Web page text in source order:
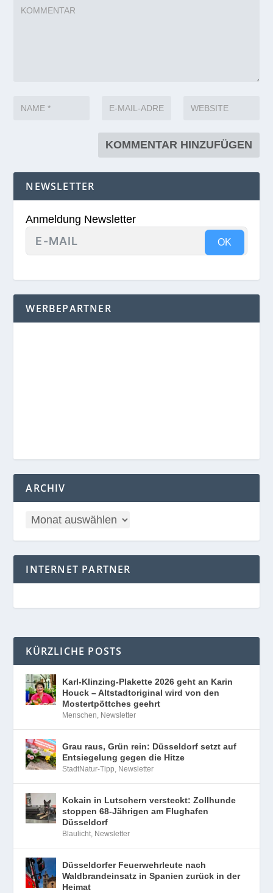
NEWSLETTER
Anmeldung Newsletter
OK
WERBEPARTNER
ARCHIV
INTERNET PARTNER
KÜRZLICHE POSTS
Karl-Klinzing-Plakette 2026 geht an Karin
Houck – Altstadtoriginal wird von den
Mostertpöttches geehrt
Menschen, Newsletter
Grau raus, Grün rein: Düsseldorf setzt auf
Entsiegelung gegen die Hitze
StadtNatur-Tipp, Newsletter
Kokain in Lutschern versteckt: Zollhunde
stoppen 68-Jährigen am Flughafen
Düsseldorf
Blaulicht, Newsletter
Düsseldorfer Feuerwehrleute nach
Waldbrandeinsatz in Spanien zurück in der
Heimat